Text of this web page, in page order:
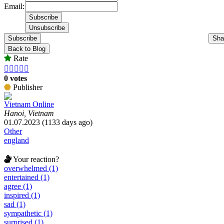
Email:
Subscribe
Back to Blog
Rate
    
0 votes
Publisher
Vietnam Online
Hanoi, Vietnam
01.07.2023 (1133 days ago)
Other
england
Your reaction?
overwhelmed (1)
entertained (1)
agree (1)
inspired (1)
sad (1)
sympathetic (1)
surprised (1)